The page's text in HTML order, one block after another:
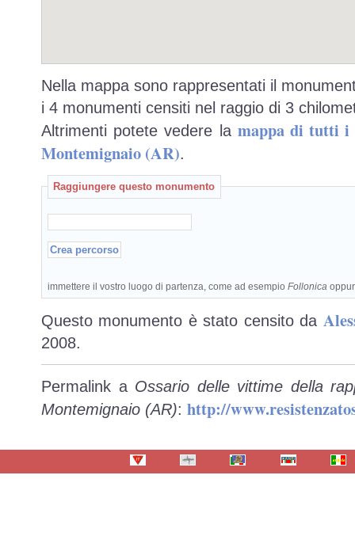
Nella mappa sono rappresentati il
i 4 monumenti censiti nel raggio di 3
Altrimenti potete vedere la mappa di tutti i
Montemignaio (AR).
Raggiungere questo monumento
immettere il vostro luogo di partenza, come ad esempio Follonica
Questo monumento è stato censito da
2008.
Permalink a Ossario delle vittime della
Montemignaio (AR): http://